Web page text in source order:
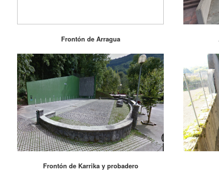
Frontón de Arragua
Frontón de Karrika y probadero